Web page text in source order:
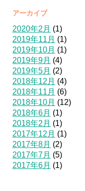
アーカイブ
2020年2月 (1)
2019年11月 (1)
2019年10月 (1)
2019年9月 (4)
2019年5月 (2)
2018年12月 (4)
2018年11月 (6)
2018年10月 (12)
2018年6月 (1)
2018年2月 (1)
2017年12月 (1)
2017年8月 (2)
2017年7月 (5)
2017年6月 (1)